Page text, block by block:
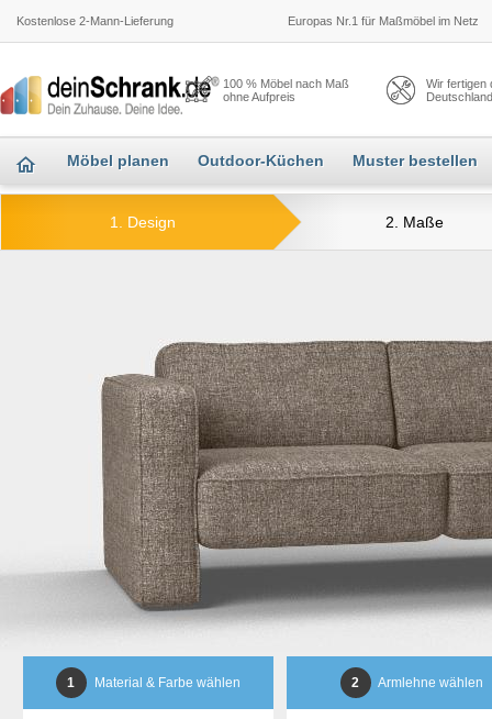
Kostenlose 2-Mann-Lieferung Europas Nr.1 für Maßmöbel im Netz
100 % Möbel nach Maß
ohne Aufpreis
Wir fertigen
Möbel planen Outdoor-Küchen Muster bestellen
2. Maße
1. Design
1 Material & Farbe wählen 2 Armlehne wählen